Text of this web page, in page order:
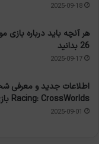
2025-09-18
26 بدانید
2025-09-17
Racing: CrossWorlds بازی سونیک ماشینی
2025-09-01